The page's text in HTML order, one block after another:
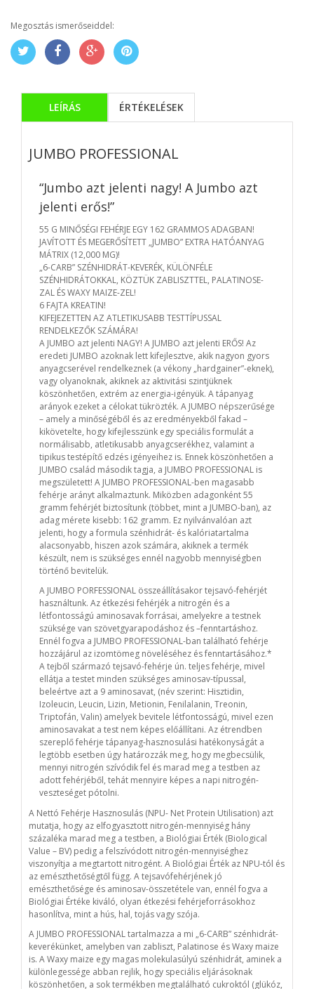
Megosztás ismerőseiddel:
LEÍRÁS ÉRTÉKELÉSEK
JUMBO PROFESSIONAL
“Jumbo azt jelenti nagy! A Jumbo azt
jelenti erős!”
55 G MINŐSÉGI FEHÉRJE EGY 162 GRAMMOS ADAGBAN!
JAVÍTOTT ÉS MEGERŐSÍTETT „JUMBO” EXTRA HATÓANYAG
MÁTRIX (12,000 MG)!
„6-CARB” SZÉNHIDRÁT-KEVERÉK, KÜLÖNFÉLE
SZÉNHIDRÁTOKKAL, KÖZTÜK ZABLISZTTEL, PALATINOSE-
ZAL ÉS WAXY MAIZE-ZEL!
6 FAJTA KREATIN!
KIFEJEZETTEN AZ ATLETIKUSABB TESTTÍPUSSAL
RENDELKEZŐK SZÁMÁRA!
A JUMBO azt jelenti NAGY! A JUMBO azt jelenti ERŐS! Az
eredeti JUMBO azoknak lett kifejlesztve, akik nagyon gyors
anyagcserével rendelkeznek (a vékony „hardgainer”-eknek),
vagy olyanoknak, akiknek az aktivitási szintjüknek
köszönhetően, extrém az energia-igényük. A tápanyag
arányok ezeket a célokat tükrözték. A JUMBO népszerűsége
– amely a minőségéből és az eredményekből fakad –
kikövetelte, hogy kifejlesszünk egy speciális formulát a
normálisabb, atletikusabb anyagcserékhez, valamint a
tipikus testépítő edzés igényeihez is. Ennek köszönhetően a
JUMBO család második tagja, a JUMBO PROFESSIONAL is
megszületett! A JUMBO PROFESSIONAL-ben magasabb
fehérje arányt alkalmaztunk. Miközben adagonként 55
gramm fehérjét biztosítunk (többet, mint a JUMBO-ban), az
adag mérete kisebb: 162 gramm. Ez nyilvánvalóan azt
jelenti, hogy a formula szénhidrát- és kalóriatartalma
alacsonyabb, hiszen azok számára, akiknek a termék
készült, nem is szükséges ennél nagyobb mennyiségben
történő bevitelük.
A JUMBO PORFESSIONAL összeállításakor tejsavó-fehérjét
használtunk. Az étkezési fehérjék a nitrogén és a
létfontosságú aminosavak forrásai, amelyekre a testnek
szüksége van szövetgyarapodáshoz és –fenntartáshoz.
Ennél fogva a JUMBO PROFESSIONAL-ban található fehérje
hozzájárul az izomtömeg növeléséhez és fenntartásához.*
A tejből származó tejsavó-fehérje ún. teljes fehérje, mivel
ellátja a testet minden szükséges aminosav-típussal,
beleértve azt a 9 aminosavat, (név szerint: Hisztidin,
Izoleucin, Leucin, Lizin, Metionin, Fenilalanin, Treonin,
Triptofán, Valin) amelyek bevitele létfontosságú, mivel ezen
aminosavakat a test nem képes előállítani. Az étrendben
szereplő fehérje tápanyag-hasznosulási hatékonyságát a
legtöbb esetben úgy határozzák meg, hogy megbecsülik,
mennyi nitrogén szívódik fel és marad meg a testben az
adott fehérjéből, tehát mennyire képes a napi nitrogén-
veszteséget pótolni.
A Nettó Fehérje Hasznosulás (NPU- Net Protein Utilisation) azt
mutatja, hogy az elfogyasztott nitrogén-mennyiség hány
százaléka marad meg a testben, a Biológiai Érték (Biological
Value – BV) pedig a felszívódott nitrogén-mennyiséghez
viszonyítja a megtartott nitrogént. A Biológiai Érték az NPU-tól és
az emészthetőségtől függ. A tejsavófehérjének jó
emészthetősége és aminosav-összetétele van, ennél fogva a
Biológiai Értéke kiváló, olyan étkezési fehérjeforrásokhoz
hasonlítva, mint a hús, hal, tojás vagy szója.
A JUMBO PROFESSIONAL tartalmazza a mi „6-CARB” szénhidrát-
keverékünket, amelyben van zabliszt, Palatinose és Waxy maize
is. A Waxy maize egy magas molekulasúlyú szénhidrát, aminek a
különlegessége abban rejlik, hogy speciális eljárásoknak
köszönhetően, a sok termékben megtalálható cukroktól (glükóz,